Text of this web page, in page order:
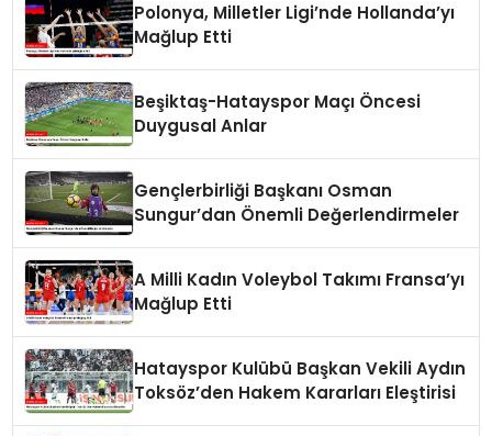
Polonya, Milletler Ligi’nde Hollanda’yı
Mağlup Etti
Beşiktaş-Hatayspor Maçı Öncesi
Duygusal Anlar
Gençlerbirliği Başkanı Osman
Sungur’dan Önemli Değerlendirmeler
A Milli Kadın Voleybol Takımı Fransa’yı
Mağlup Etti
Hatayspor Kulübü Başkan Vekili Aydın
Toksöz’den Hakem Kararları Eleştirisi